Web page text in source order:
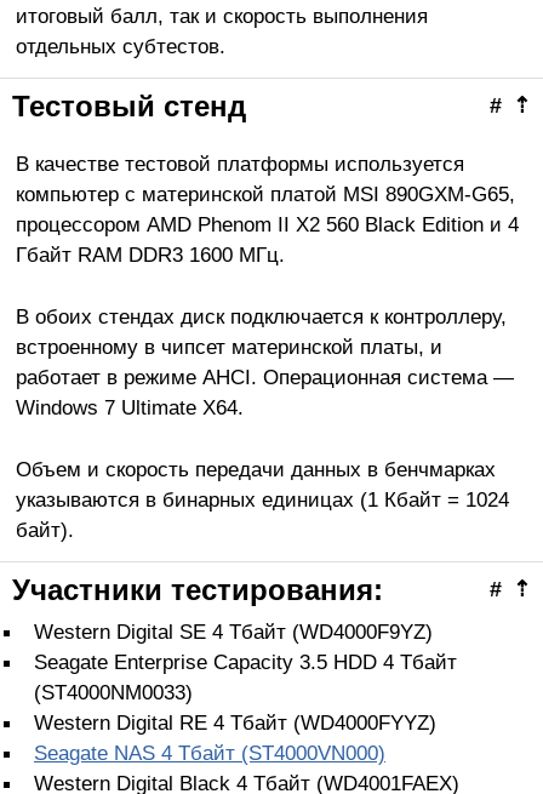
итоговый балл, так и скорость выполнения
отдельных субтестов.
⇡
#
Тестовый стенд
В качестве тестовой платформы используется
компьютер с материнской платой MSI 890GXM-G65,
процессором AMD Phenom II X2 560 Black Edition и 4
Гбайт RAM DDR3 1600 МГц.
В обоих стендах диск подключается к контроллеру,
встроенному в чипсет материнской платы, и
работает в режиме AHCI. Операционная система —
Windows 7 Ultimate X64.
Объем и скорость передачи данных в бенчмарках
указываются в бинарных единицах (1 Кбайт = 1024
байт).
⇡
#
Участники тестирования:
Western Digital SE 4 Тбайт (WD4000F9YZ)
Seagate Enterprise Capacity 3.5 HDD 4 Тбайт
(ST4000NM0033)
Western Digital RE 4 Тбайт (WD4000FYYZ)
Seagate NAS 4 Тбайт (ST4000VN000)
Western Digital Black 4 Тбайт (WD4001FAEX)